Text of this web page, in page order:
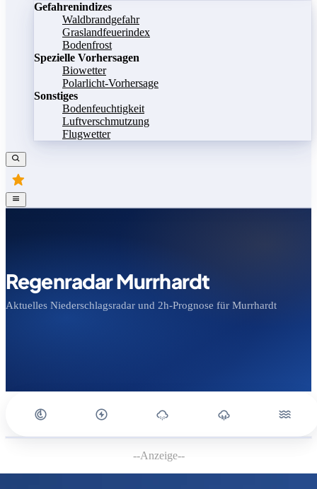
Gefahrenindizes
Waldbrandgefahr
Graslandfeuerindex
Bodenfrost
Spezielle Vorhersagen
Biowetter
Polarlicht-Vorhersage
Sonstiges
Bodenfeuchtigkeit
Luftverschmutzung
Flugwetter
Regenradar Murrhardt
Aktuelles Niederschlagsradar und 2h-Prognose für Murrhardt
--Anzeige--